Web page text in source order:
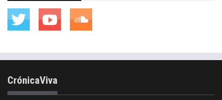
CrónicaViva